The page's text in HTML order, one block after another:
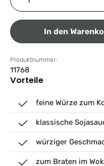
In den
Produktnummer:
11768
Vorteile
feine Würze zum
klassische
würziger
zum Braten im